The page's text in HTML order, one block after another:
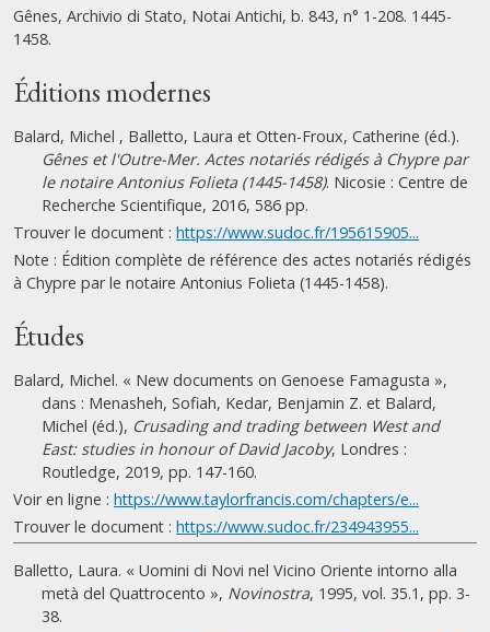
Gênes, Archivio di Stato, Notai Antichi, b. 843, n° 1-208. 1445-
1458.
Éditions modernes
Balard, Michel , Balletto, Laura et Otten-Froux, Catherine (éd.).
Gênes et l'Outre-Mer. Actes notariés rédigés à Chypre par
le notaire Antonius Folieta (1445-1458). Nicosie : Centre de
Recherche Scientifique, 2016, 586 pp.
Trouver le document : https://www.sudoc.fr/195615905...
Note : Édition complète de référence des actes notariés rédigés
à Chypre par le notaire Antonius Folieta (1445-1458).
Études
Balard, Michel. « New documents on Genoese Famagusta »,
dans : Menasheh, Sofiah, Kedar, Benjamin Z. et Balard,
Michel (éd.), Crusading and trading between West and
East: studies in honour of David Jacoby, Londres :
Routledge, 2019, pp. 147-160.
Voir en ligne : https://www.taylorfrancis.com/chapters/e...
Trouver le document : https://www.sudoc.fr/234943955...
Balletto, Laura. « Uomini di Novi nel Vicino Oriente intorno alla
metà del Quattrocento », Novinostra, 1995, vol. 35.1, pp. 3-
38.